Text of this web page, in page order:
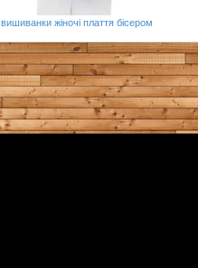
вишиванки жіночі плаття бісером